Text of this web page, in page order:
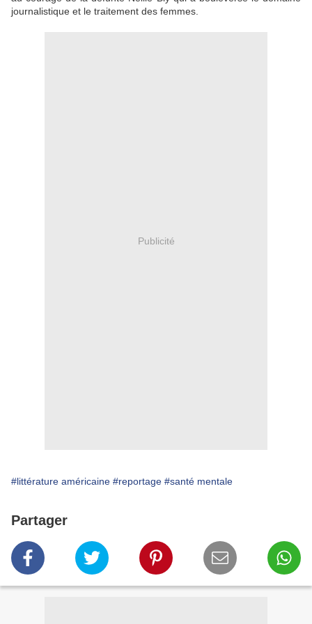
journalistique et le traitement des femmes.
Publicité
#littérature américaine #reportage #santé mentale
Partager